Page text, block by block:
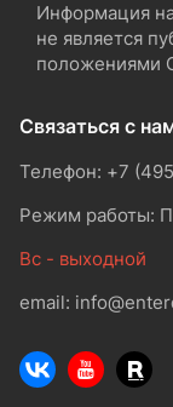
Информация
не является
положениями
Связаться с
Телефон: +7
Режим работы:
Вс - выходной
email: